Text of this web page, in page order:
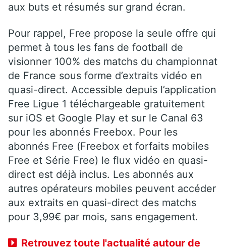
aux buts et résumés sur grand écran.
Pour rappel, Free propose la seule offre qui
permet à tous les fans de football de
visionner 100% des matchs du championnat
de France sous forme d’extraits vidéo en
quasi-direct. Accessible depuis l’application
Free Ligue 1 téléchargeable gratuitement
sur iOS et Google Play et sur le Canal 63
pour les abonnés Freebox. Pour les
abonnés Free (Freebox et forfaits mobiles
Free et Série Free) le flux vidéo en quasi-
direct est déjà inclus. Les abonnés aux
autres opérateurs mobiles peuvent accéder
aux extraits en quasi-direct des matchs
pour 3,99€ par mois, sans engagement.
Retrouvez toute l'actualité autour de